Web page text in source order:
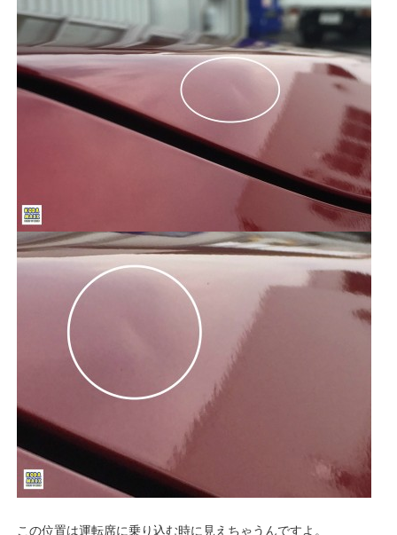
この位置は運転席に乗り込む時に見えちゃうんですよ。